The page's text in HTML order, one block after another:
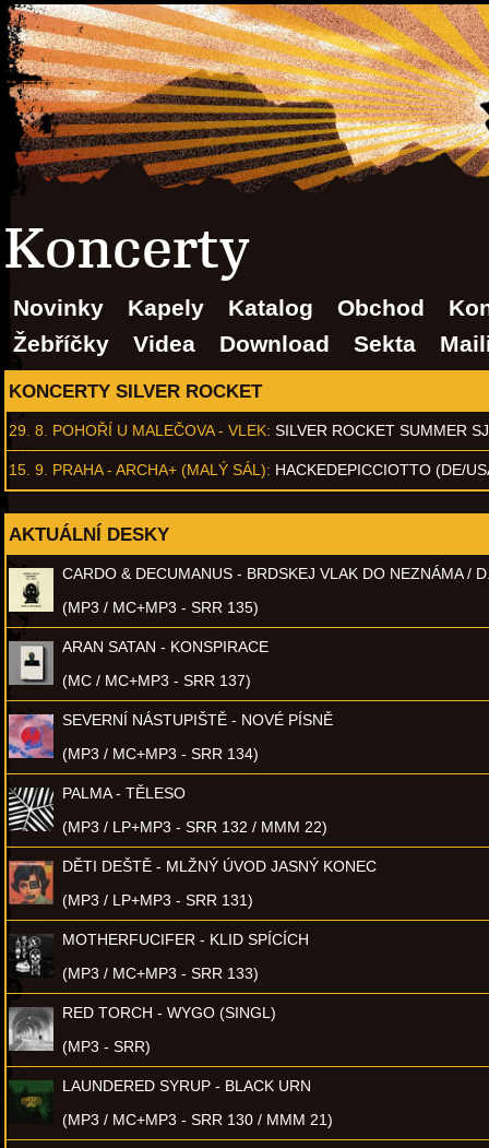
Koncerty
Novinky Kapely Katalog Obchod
Žebříčky
Videa Download Sekta
KONCERTY SILVER ROCKET
29. 8. POHOŘÍ U MALEČOVA - VLEK: SILVER ROCKET SUMMER
15. 9. PRAHA - ARCHA+ (MALÝ SÁL): HACKEDEPICCIOTTO (DE/
AKTUÁLNÍ DESKY
CARDO & DECUMANUS - BRDSKEJ VLAK DO NEZNÁMA /
(MP3 / MC+MP3 - SRR 135)
ARAN SATAN - KONSPIRACE
(MC / MC+MP3 - SRR 137)
SEVERNÍ NÁSTUPIŠTĚ - NOVÉ PÍSNĚ
(MP3 / MC+MP3 - SRR 134)
PALMA - TĚLESO
(MP3 / LP+MP3 - SRR 132 / MMM 22)
DĚTI DEŠTĚ - MLŽNÝ ÚVOD JASNÝ KONEC
(MP3 / LP+MP3 - SRR 131)
MOTHERFUCIFER - KLID SPÍCÍCH
(MP3 / MC+MP3 - SRR 133)
RED TORCH - WYGO (SINGL)
(MP3 - SRR)
LAUNDERED SYRUP - BLACK URN
(MP3 / MC+MP3 - SRR 130 / MMM 21)